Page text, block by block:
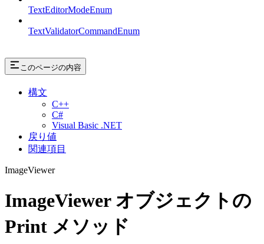
TextEditorModeEnum
TextValidatorCommandEnum
このページの内容
構文
C++
C#
Visual Basic .NET
戻り値
関連項目
ImageViewer
ImageViewer オブジェクトの
Print メソッド